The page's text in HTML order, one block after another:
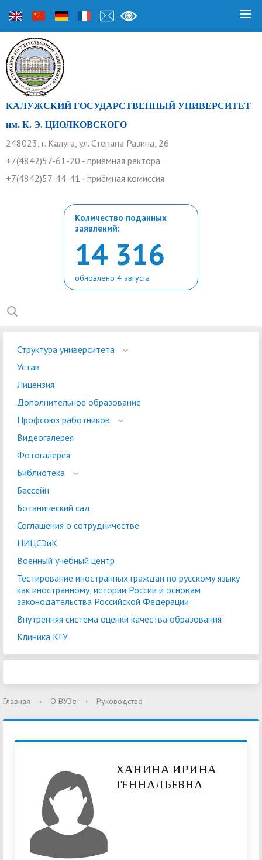
КАЛУЖСКИЙ ГОСУДАРСТВЕННЫЙ УНИВЕРСИТЕТ
им. К. Э. ЦИОЛКОВСКОГО
248023, г. Калуга, ул. Степана Разина, 26
+7(4842)57-61-20 - приёмная ректора
+7(4842)57-44-41 - приёмная комиссия
Количество поданных
заявлений:
14 316
обновлено 4 августа
Структура университета
Устав
Лицензия
Дополнительное образование
Профсоюз работников
Видеогалерея
Фотогалерея
Библиотека
Бассейн
Ботанический сад
Соглашения о сотрудничестве
НИЦСЭиК
Военный учебный центр
Тестирование иностранных граждан по русскому языку
как иностранному, истории России и основам
законодательства Российской Федерации
Внутренняя система оценки качества образования
Клиника КГУ
Главная › О ВУЗе › Руководство
ХАНИНА ИРИНА
ГЕННАДЬЕВНА